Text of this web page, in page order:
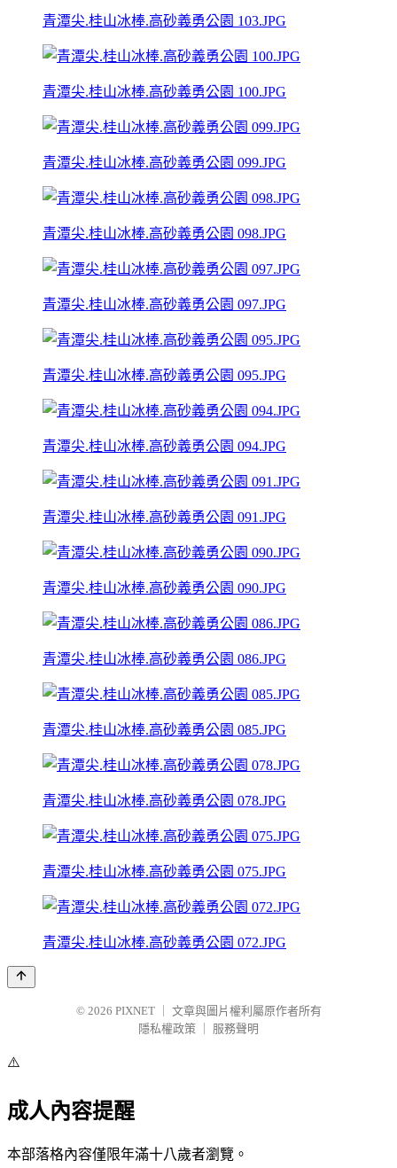
青潭尖.桂山冰棒.高砂義勇公園 103.JPG
青潭尖.桂山冰棒.高砂義勇公園 100.JPG
青潭尖.桂山冰棒.高砂義勇公園 099.JPG
青潭尖.桂山冰棒.高砂義勇公園 098.JPG
青潭尖.桂山冰棒.高砂義勇公園 097.JPG
青潭尖.桂山冰棒.高砂義勇公園 095.JPG
青潭尖.桂山冰棒.高砂義勇公園 094.JPG
青潭尖.桂山冰棒.高砂義勇公園 091.JPG
青潭尖.桂山冰棒.高砂義勇公園 090.JPG
青潭尖.桂山冰棒.高砂義勇公園 086.JPG
青潭尖.桂山冰棒.高砂義勇公園 085.JPG
青潭尖.桂山冰棒.高砂義勇公園 078.JPG
青潭尖.桂山冰棒.高砂義勇公園 075.JPG
青潭尖.桂山冰棒.高砂義勇公園 072.JPG
© 2026 PIXNET
文章與圖片權利屬原作者所有
隱私權政策
服務聲明
⚠️
成人內容提醒
本部落格內容僅限年滿十八歲者瀏覽。